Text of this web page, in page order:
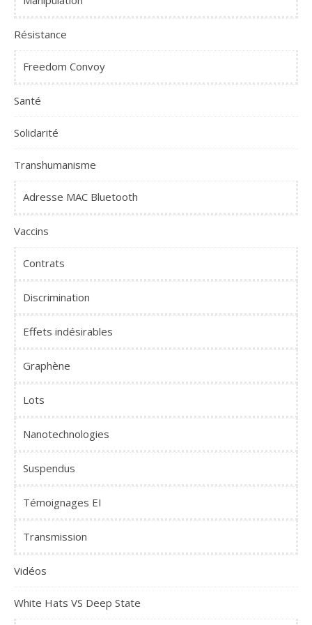
Résistance
Freedom Convoy
Santé
Solidarité
Transhumanisme
Adresse MAC Bluetooth
Vaccins
Contrats
Discrimination
Effets indésirables
Graphène
Lots
Nanotechnologies
Suspendus
Témoignages EI
Transmission
Vidéos
White Hats VS Deep State